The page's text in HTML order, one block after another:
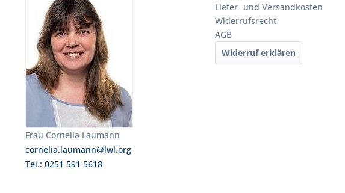
Frau Cornelia Laumann
cornelia.laumann@lwl.org
Tel.: 0251 591 5618
Liefer- und Versandkosten
Widerrufsrecht
AGB
Widerruf erklären